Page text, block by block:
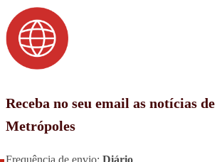
Receba no seu email as notícias
Metrópoles
Frequência de envio: Diário